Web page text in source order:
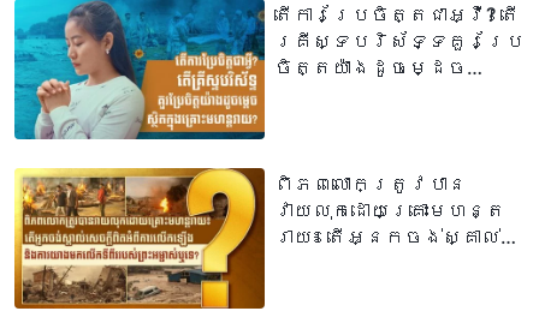
តើការប្រែចិត្តជាអ្វី? តើ
គ្រីស្ទបរិស័ទ្ទគួរប្រែ
ចិត្តយ៉ាងដូចម្ដេច
ពិភពលោកត្រូវបាន
វាយលុកដោយគ្រោះមហន្ត
រាយ៖ តើអ្នកចង់ស្គាល់